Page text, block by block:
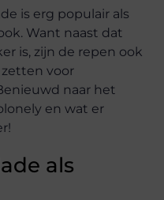
is erg populair als
Want naast dat
is, zijn de repen ook
voor
naar het
en wat er
als